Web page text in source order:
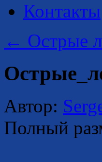
Контакты
← Острые
Автор:
Полный